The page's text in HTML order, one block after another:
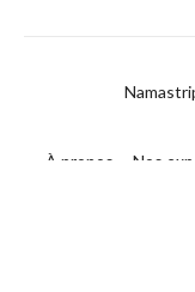
À propos Nos